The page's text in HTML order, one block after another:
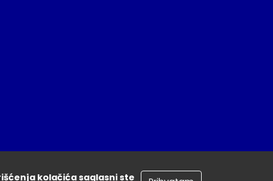
kolačića saglasni ste